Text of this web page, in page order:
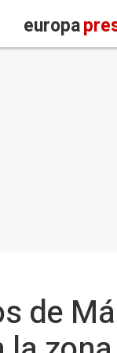
europa
de